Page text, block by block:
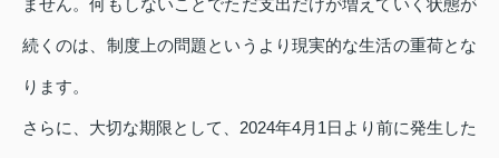
ません。何もしないことでただ支出だけが増えていく状態が
続くのは、制度上の問題というより現実的な生活の重荷とな
ります。
さらに、大切な期限として、2024年4月1日より前に発生した